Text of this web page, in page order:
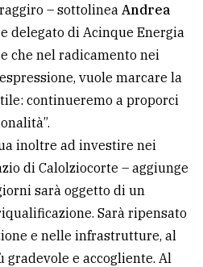
– sottolinea Andrea
delegato di Acinque Energia
che nel radicamento nei
vuole marcare la
continueremo a proporci
inoltre ad investire nei
di Calolziocorte – aggiunge
sarà oggetto di un
Sarà ripensato
e nelle infrastrutture, al
gradevole e accogliente. Al